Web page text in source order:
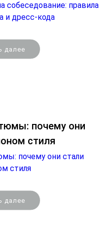
далее
далее
почему они
стиля